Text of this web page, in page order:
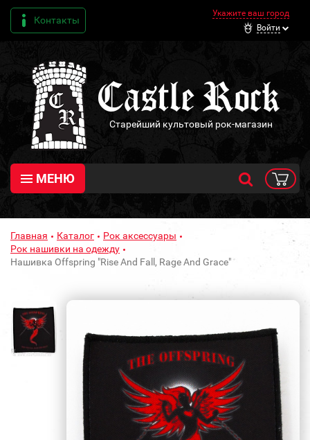
Контакты
Укажите ваш город
Войти
Старейший культовый рок-магазин
МЕНЮ
Главная Каталог
Рок аксессуары
Рок нашивки на одежду
Нашивка Offspring "Rise And Fall, Rage And Grace"